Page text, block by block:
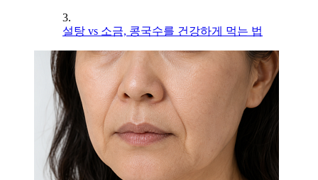
3.
설탕 vs 소금, 콩국수를 건강하게 먹는 법